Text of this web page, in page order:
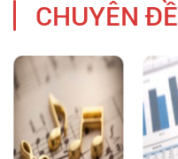
CHUYÊN ĐỀ